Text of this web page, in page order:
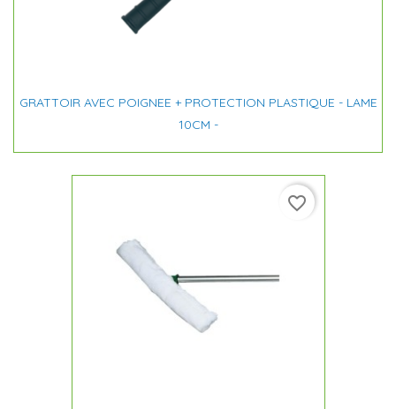
GRATTOIR AVEC POIGNEE + PROTECTION PLASTIQUE - LAME
10CM -
favorite_border